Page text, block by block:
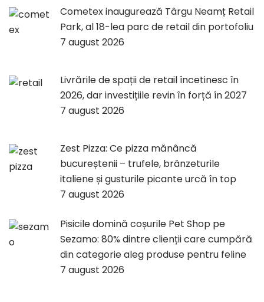
Cometex inaugurează Târgu Neamț Retail
Park, al 18-lea parc de retail din portofoliu
7 august 2026
Livrările de spații de retail încetinesc în
2026, dar investițiile revin în forță în 2027
7 august 2026
Zest Pizza: Ce pizza mănâncă
bucureștenii – trufele, brânzeturile
italiene și gusturile picante urcă în top
7 august 2026
Pisicile domină coșurile Pet Shop pe
Sezamo: 80% dintre clienții care cumpără
din categorie aleg produse pentru feline
7 august 2026